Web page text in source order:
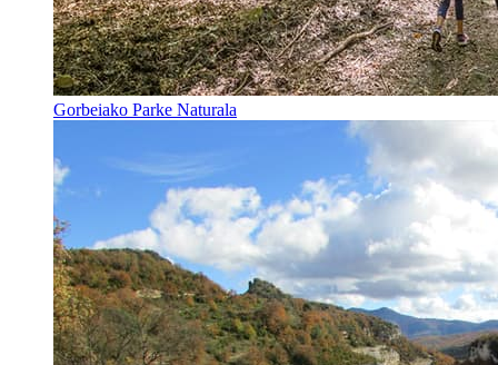
Gorbeiako Parke Naturala